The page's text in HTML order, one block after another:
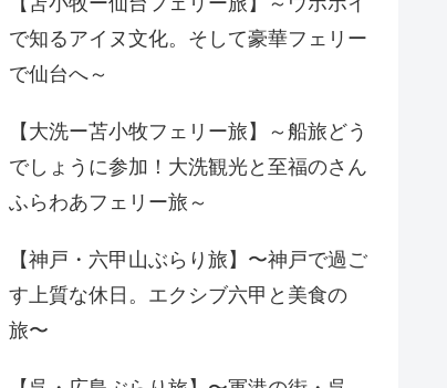
で知るアイヌ文化。そして豪華フェリー
で仙台へ～
【大洗ー苫小牧フェリー旅】～船旅どう
でしょうに参加！大洗観光と至福のさん
ふらわあフェリー旅～
【神戸・六甲山ぶらり旅】〜神戸で過ご
す上質な休日。エクシブ六甲と美食の
旅〜